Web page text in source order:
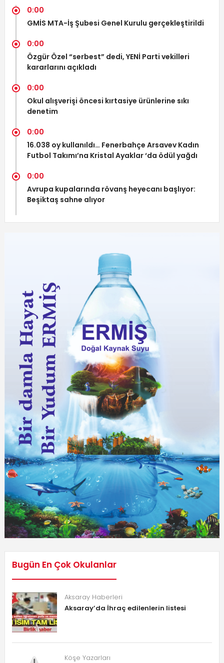
0:00
GMİS MTA-İş Şubesi Genel Kurulu gerçekleştirildi
0:00
Özgür Özel “serbest” dedi, YENİ Parti vekilleri
kararlarını açıkladı
0:00
Okul alışverişi öncesi kırtasiye ürünlerine sıkı
denetim
0:00
16.038 oy kullanıldı… Fenerbahçe Arsavev Kadın
Futbol Takımı’na Kristal Ayaklar ‘da ödül yağdı
0:00
Avrupa kupalarında rövanş heyecanı başlıyor:
Beşiktaş sahne alıyor
Bugün En Çok Okulanlar
Aksaray Haberleri
Aksaray’da İhraç edilenlerin listesi
Köşe Yazarları